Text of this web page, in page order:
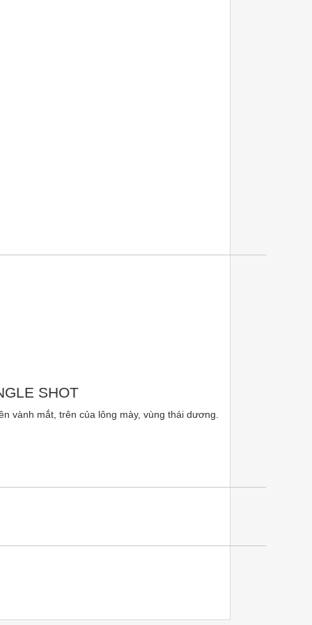
SHOT
vành mắt, trên của lông mày, vùng thái dương.